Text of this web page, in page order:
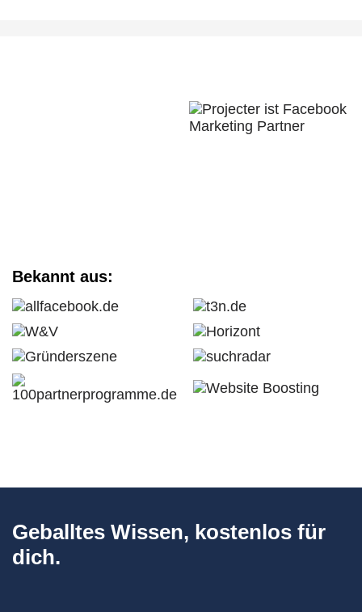
Bekannt aus:
Geballtes Wissen, kostenlos für
dich.